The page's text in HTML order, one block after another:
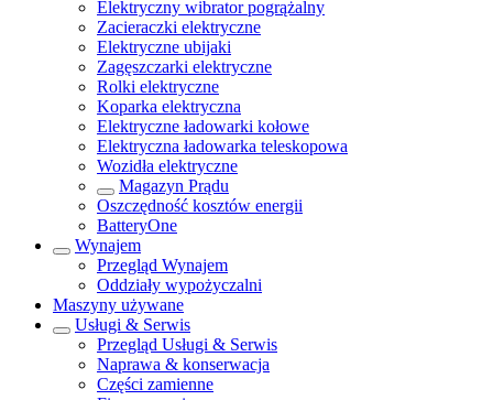
Elektryczny wibrator pogrążalny
Zacieraczki elektryczne
Elektryczne ubijaki
Zagęszczarki elektryczne
Rolki elektryczne
Koparka elektryczna
Elektryczne ładowarki kołowe
Elektryczna ładowarka teleskopowa
Wozidła elektryczne
Magazyn Prądu
Oszczędność kosztów energii
BatteryOne
Wynajem
Przegląd Wynajem
Oddziały wypożyczalni
Maszyny używane
Usługi & Serwis
Przegląd Usługi & Serwis
Naprawa & konserwacja
Części zamienne